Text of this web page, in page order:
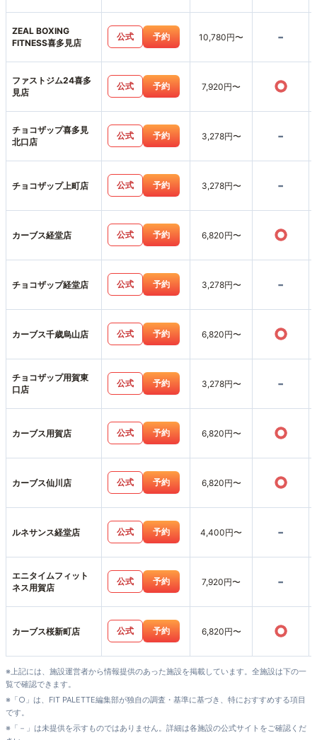
ZEAL BOXING
FITNESS喜多見店
公式 予約 10,780円〜 -
ファストジム24喜多
見店
公式 予約 7,920円〜 ○
チョコザップ喜多見
北口店
公式 予約 3,278円〜 -
チョコザップ上町店 公式 予約 3,278円〜 -
カーブス経堂店 公式 予約 6,820円〜 ○
チョコザップ経堂店 公式 予約 3,278円〜 -
カーブス千歳烏山店 公式 予約 6,820円〜 ○
チョコザップ用賀東
口店
公式 予約 3,278円〜 -
カーブス用賀店 公式 予約 6,820円〜 ○
カーブス仙川店 公式 予約 6,820円〜 ○
ルネサンス経堂店 公式 予約 4,400円〜 -
エニタイムフィット
ネス用賀店
公式 予約 7,920円〜 -
カーブス桜新町店 公式 予約 6,820円〜 ○
※上記には、施設運営者から情報提供のあった施設を掲載しています。全施設は下の一
覧で確認できます。
※「○」は、FIT PALETTE編集部が独自の調査・基準に基づき、特におすすめする項目
です。
※「－」は未提供を示すものではありません。詳細は各施設の公式サイトをご確認くだ